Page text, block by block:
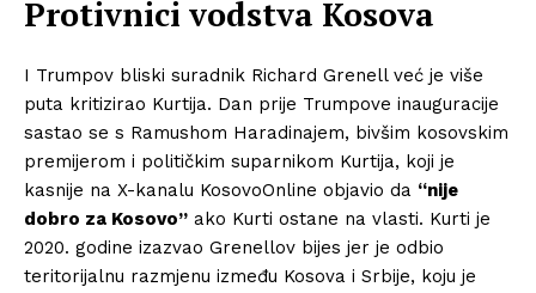
Protivnici vodstva Kosova
I Trumpov bliski suradnik Richard Grenell već je više
puta kritizirao Kurtija. Dan prije Trumpove inauguracije
sastao se s Ramushom Haradinajem, bivšim kosovskim
premijerom i političkim suparnikom Kurtija, koji je
kasnije na X-kanalu KosovoOnline objavio da “nije
dobro za Kosovo” ako Kurti ostane na vlasti. Kurti je
2020. godine izazvao Grenellov bijes jer je odbio
teritorijalnu razmjenu između Kosova i Srbije, koju je